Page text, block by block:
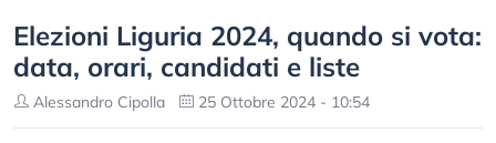
Elezioni Liguria 2024, quando si vota:
data, orari, candidati e liste
Alessandro Cipolla 25 Ottobre 2024 - 10:54